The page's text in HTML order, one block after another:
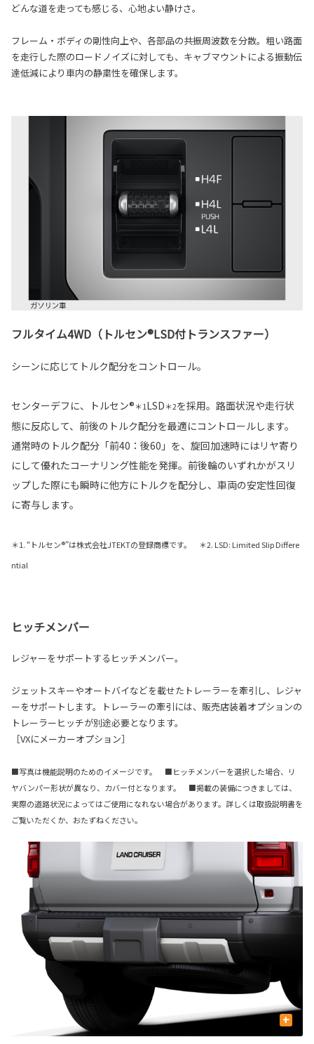
どんな道を走っても感じる、心地よい静けさ。
フレーム・ボディの剛性向上や、各部品の共振周波数を分散。粗い路面
を走行した際のロードノイズに対しても、キャブマウントによる振動伝
達低減により車内の静粛性を確保します。
フルタイム4WD（トルセン®LSD付トランスファー）
シーンに応じてトルク配分をコントロール。
センターデフに、トルセン®＊1LSD＊2を採用。路面状況や走行状
態に反応して、前後のトルク配分を最適にコントロールします。
通常時のトルク配分「前40：後60」を、旋回加速時にはリヤ寄り
にして優れたコーナリング性能を発揮。前後輪のいずれかがスリ
ップした際にも瞬時に他方にトルクを配分し、車両の安定性回復
に寄与します。
＊1. “トルセン®”は株式会社JTEKTの登録商標です。 ＊2. LSD: Limited Slip Differe
ntial
ヒッチメンバー
レジャーをサポートするヒッチメンバー。
ジェットスキーやオートバイなどを載せたトレーラーを牽引し、レジャ
ーをサポートします。トレーラーの牽引には、販売店装着オプションの
トレーラーヒッチが別途必要となります。
［VXにメーカーオプション］
■写真は機能説明のためのイメージです。 ■ヒッチメンバーを選択した場合、リ
ヤバンパー形状が異なり、カバー付となります。 ■掲載の装備につきましては、
実際の道路状況によってはご使用になれない場合があります。詳しくは取扱説明書を
ご覧いただくか、おたずねください。
+